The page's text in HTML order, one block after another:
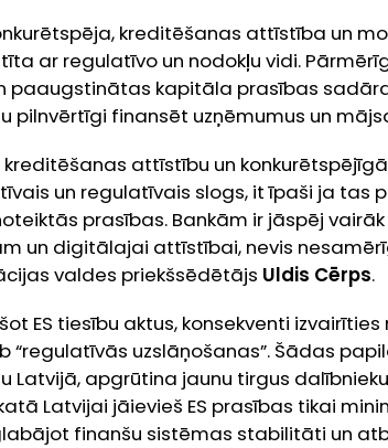
kreditēšanas attīstība un
ar regulatīvo un nodokļu vidi.
paaugstinātas kapitāla prasības
pilnvērtīgi finansēt uzņēmumus un
attīstību un
un regulatīvais slogs, it īpaši ja tas
prasības. Bankām ir jāspēj
un digitālajai attīstībai, nevis
valdes priekšsēdētājs Uldis Cērps.
ES tiesību aktus, konsekventi
“regulatīvās uzslāņošanas”. Šādas
Latvijā, apgrūtina jaunu tirgus
Latvijai jāievieš ES prasības tikai
finanšu sistēmas stabilitāti un